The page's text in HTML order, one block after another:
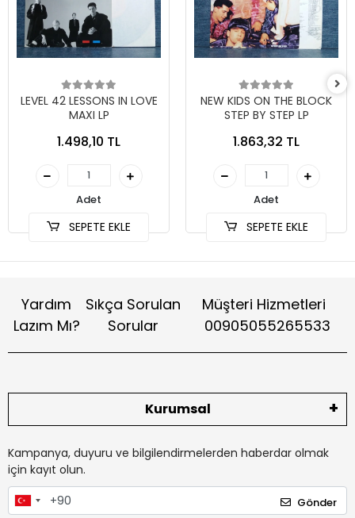
LEVEL 42 LESSONS IN LOVE
MAXI LP
1.498,10 TL
Adet
SEPETE EKLE
NEW KIDS ON THE BLOCK
STEP BY STEP LP
1.863,32 TL
Adet
SEPETE EKLE
Yardım
Lazım Mı?
Sıkça Sorulan
Sorular
Müşteri Hizmetleri
00905055265533
Kurumsal
Kampanya, duyuru ve bilgilendirmelerden haberdar olmak
için kayıt olun.
Gönder